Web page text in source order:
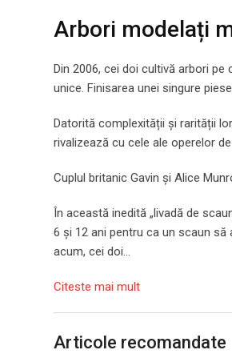
Arbori modelați
Din 2006, cei doi cultivă arbori
unice. Finisarea unei singure
Datorită complexității și rarității
rivalizează cu cele ale operelor
Cuplul britanic Gavin și Alice
În această inedită „livadă de
6 și 12 ani pentru ca un scaun
acum, cei doi…
Citeste mai mult
Articole recomandate